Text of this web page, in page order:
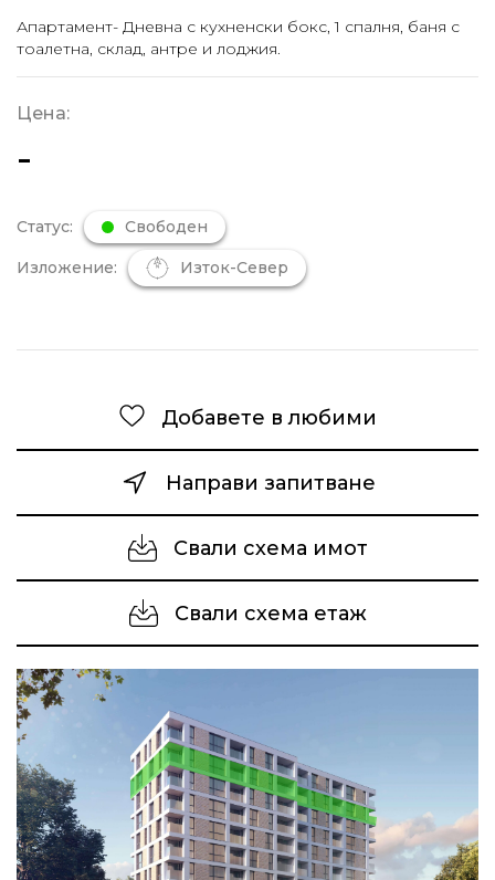
Апартамент- Дневна с кухненски бокс, 1 спалня, баня с
тоалетна, склад, антре и лоджия.
Цена:
-
Статус: Свободен
Изложение: Изток-Север
Добавете в любими
Направи запитване
Свали схема имот
Свали схема етаж